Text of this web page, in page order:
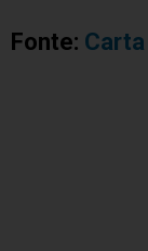
Fonte: Carta